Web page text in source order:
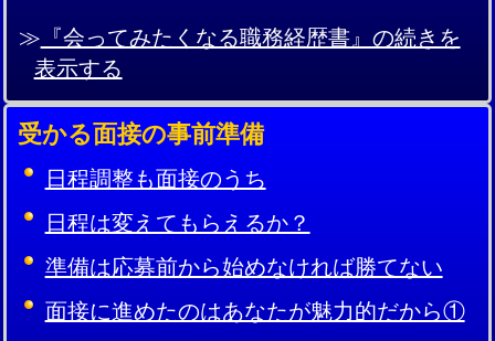
≫ 『会ってみたくなる職務経歴書』の続きを
表示する
受かる面接の事前準備
日程調整も面接のうち
日程は変えてもらえるか？
準備は応募前から始めなければ勝てない
面接に進めたのはあなたが魅力的だから①